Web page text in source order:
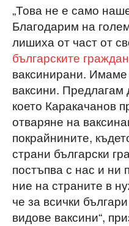
„Това не е само
Благодарим на
лишиха от част от
българските
ваксинирани.
ваксини. Предлагам
което Каракачанов
отваряне на
покрайнините,
страни български
постъпва с нас и ни
ние на страните в
че за всички
видове ваксини“,